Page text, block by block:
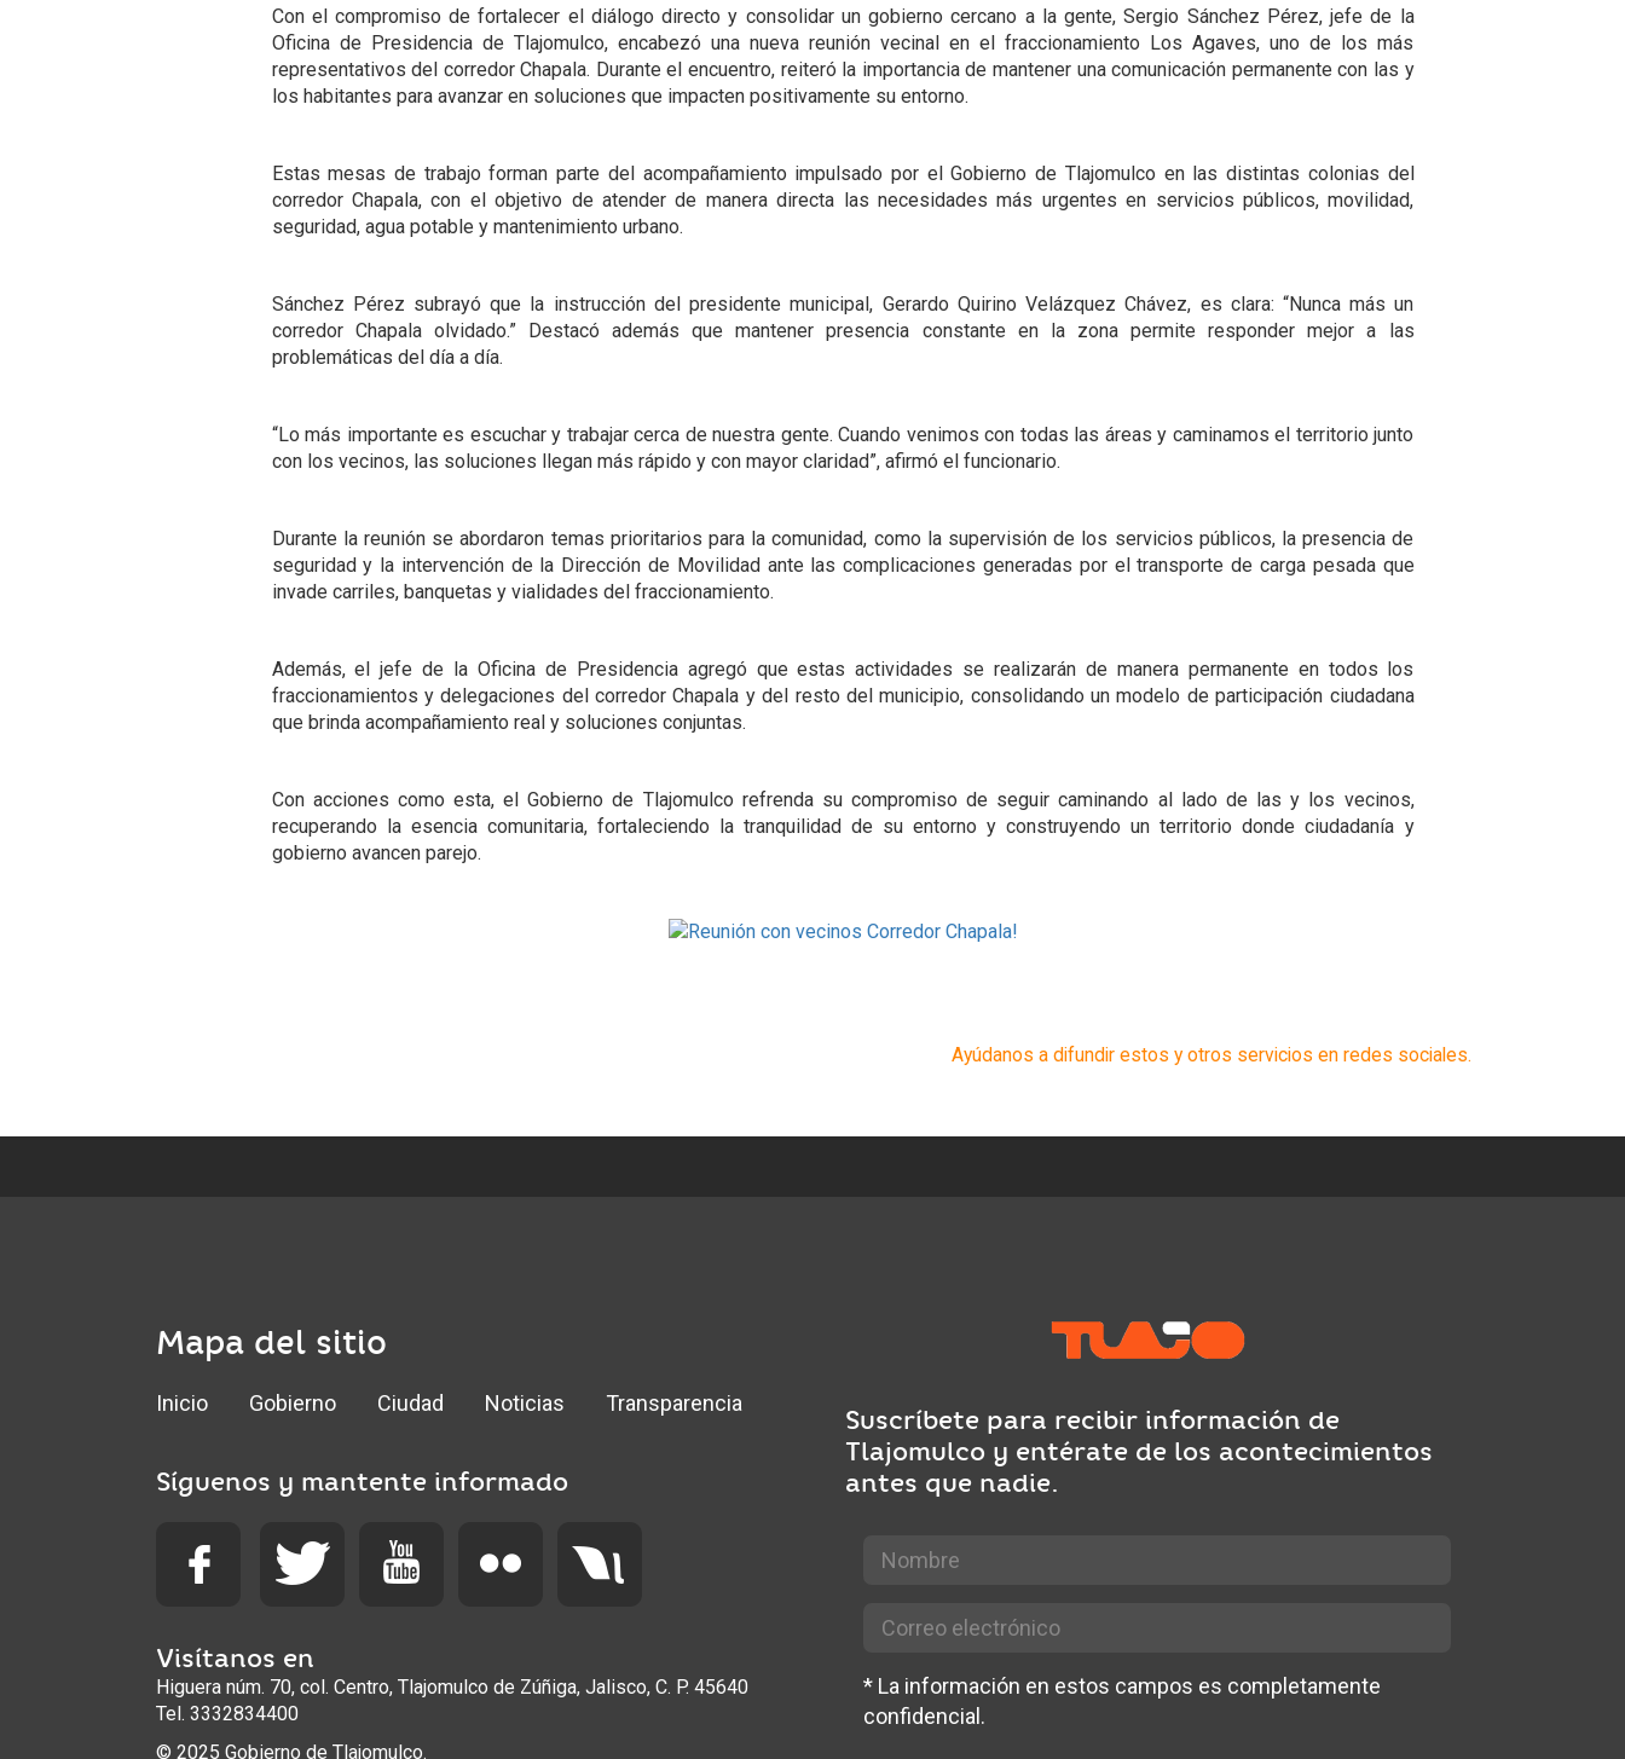
Con el compromiso de fortalecer el diálogo directo y consolidar un gobierno cercano a la gente, Sergio Sánchez Pérez, jefe de la
Oficina de Presidencia de Tlajomulco, encabezó una nueva reunión vecinal en el fraccionamiento Los Agaves, uno de los más
representativos del corredor Chapala. Durante el encuentro, reiteró la importancia de mantener una comunicación permanente con las y
los habitantes para avanzar en soluciones que impacten positivamente su entorno.
Estas mesas de trabajo forman parte del acompañamiento impulsado por el Gobierno de Tlajomulco en las distintas colonias del
corredor Chapala, con el objetivo de atender de manera directa las necesidades más urgentes en servicios públicos, movilidad,
seguridad, agua potable y mantenimiento urbano.
Sánchez Pérez subrayó que la instrucción del presidente municipal, Gerardo Quirino Velázquez Chávez, es clara: “Nunca más un
corredor Chapala olvidado.” Destacó además que mantener presencia constante en la zona permite responder mejor a las
problemáticas del día a día.
“Lo más importante es escuchar y trabajar cerca de nuestra gente. Cuando venimos con todas las áreas y caminamos el territorio junto
con los vecinos, las soluciones llegan más rápido y con mayor claridad”,afirmó el funcionario.
Durante la reunión se abordaron temas prioritarios para la comunidad, como la supervisión de los servicios públicos, la presencia de
seguridad y la intervención de la Dirección de Movilidad ante las complicaciones generadas por el transporte de carga pesada que
invade carriles, banquetas y vialidades del fraccionamiento.
Además, el jefe de la Oficina de Presidencia agregó que estas actividades se realizarán de manera permanente en todos los
fraccionamientos y delegaciones del corredor Chapala y del resto del municipio, consolidando un modelo de participación ciudadana
que brinda acompañamiento real y soluciones conjuntas.
Con acciones como esta, el Gobierno de Tlajomulco refrenda su compromiso de seguir caminando al lado de las y los vecinos,
recuperando la esencia comunitaria, fortaleciendo la tranquilidad de su entorno y construyendo un territorio donde ciudadanía y
gobierno avancen parejo.
Ayúdanos a difundir estos y otros servicios en redes sociales.
Mapa del sitio
Inicio Gobierno Ciudad Noticias Transparencia
Síguenos y mantente informado
Visítanos en
Higuera núm. 70, col. Centro, Tlajomulco de Zúñiga, Jalisco, C. P. 45640
Tel. 3332834400
© 2025 Gobierno de Tlajomulco.
Suscríbete para recibir información de
Tlajomulco y entérate de los acontecimientos
antes que nadie.
* La información en estos campos es completamente
confidencial.